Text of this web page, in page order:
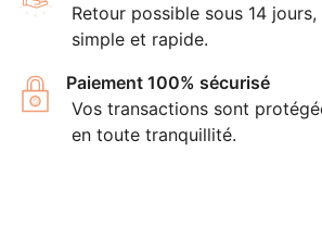
Retour possible sous 14
simple et rapide.
Paiement 100% sécurisé
Vos transactions sont
en toute tranquillité.